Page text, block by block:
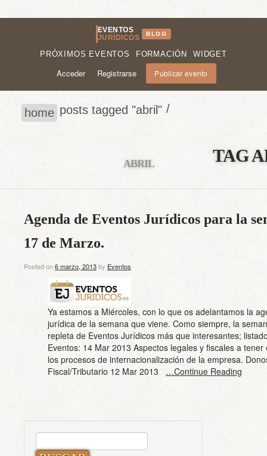
EVENTOS
JURÍDICOS
BLOG
PRÓXIMOS EVENTOS FORMACIÓN WIDGET
Acceder Registrarse Publicar evento
home /
posts tagged "abril"
TAG
ABRIL
Agenda de Eventos Jurídicos para la
17 de Marzo.
Posted on6 marzo, 2013by Eventos
Ya estamos a Miércoles, con lo que os adelantamos la
jurídica de la semana que viene. Como siempre, la
repleta de Eventos Jurídicos más que interesantes;
Eventos: 14 Mar 2013 Aspectos legales y fiscales a tener
los procesos de internacionalización de la empresa.
Fiscal/Tributario 12 Mar 2013 …Continue Reading
BUSCAR: